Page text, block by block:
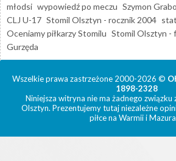
młodsi wypowiedź po meczu Szymon
CLJ U-17 Stomil Olsztyn - rocznik 2004
Oceniamy piłkarzy Stomilu Stomil Olsztyn -
Gurzęda
Wszelkie prawa zastrzeżone 2000-2026 ©
1898-2328
Niniejsza witryna nie ma żadnego związku
Olsztyn. Prezentujemy tutaj niezależne
piłce na Warmii i